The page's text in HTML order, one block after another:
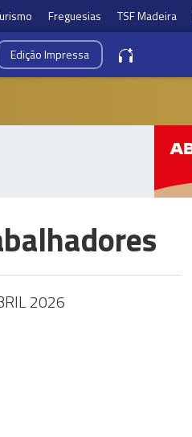
Freguesias TSF Madeira
EdiçãoImpressa
2026